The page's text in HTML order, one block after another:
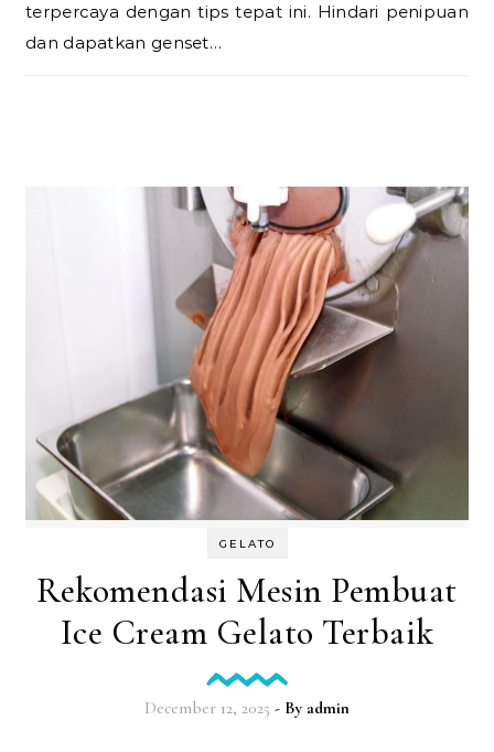
terpercaya dengan tips tepat ini. Hindari penipuan
dan dapatkan genset…
GELATO
Rekomendasi Mesin Pembuat
Ice Cream Gelato Terbaik
December 12, 2025 - By admin